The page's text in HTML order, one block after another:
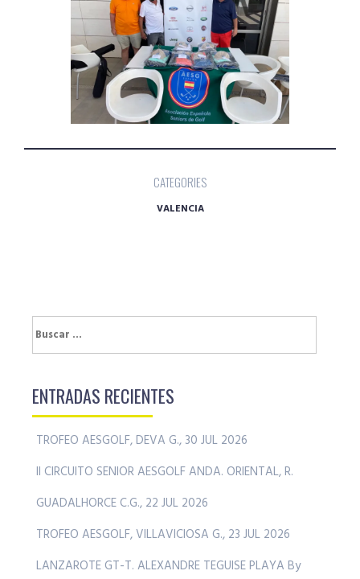
CATEGORIES
VALENCIA
Buscar:
ENTRADAS RECIENTES
TROFEO AESGOLF, DEVA G., 30 JUL 2026
II CIRCUITO SENIOR AESGOLF ANDA. ORIENTAL, R.
GUADALHORCE C.G., 22 JUL 2026
TROFEO AESGOLF, VILLAVICIOSA G., 23 JUL 2026
LANZAROTE GT-T. ALEXANDRE TEGUISE PLAYA By